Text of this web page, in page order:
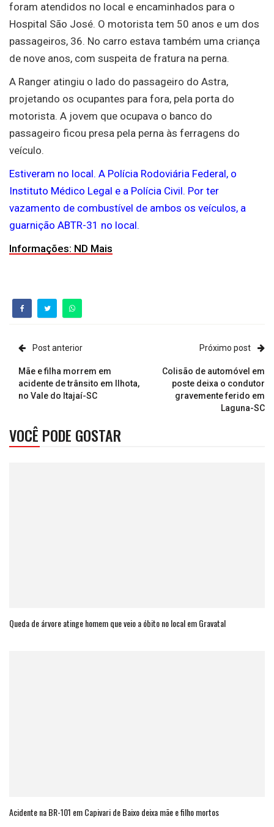
foram atendidos no local e encaminhados para o
Hospital São José. O motorista tem 50 anos e um dos
passageiros, 36. No carro estava também uma criança
de nove anos, com suspeita de fratura na perna.
A Ranger atingiu o lado do passageiro do Astra,
projetando os ocupantes para fora, pela porta do
motorista. A jovem que ocupava o banco do
passageiro ficou presa pela perna às ferragens do
veículo.
Estiveram no local. A Polícia Rodoviária Federal, o
Instituto Médico Legal e a Polícia Civil. Por ter
vazamento de combustível de ambos os veículos, a
guarnição ABTR-31 no local.
Informações: ND Mais
Post anterior
Mãe e filha morrem em
acidente de trânsito em Ilhota,
no Vale do Itajaí-SC
Próximo post
Colisão de automóvel em
poste deixa o condutor
gravemente ferido em
Laguna-SC
VOCÊ PODE GOSTAR
Queda de árvore atinge homem que veio a óbito no local em Gravatal
Acidente na BR-101 em Capivari de Baixo deixa mãe e filho mortos